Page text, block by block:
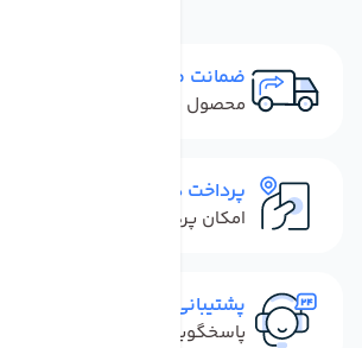
ضمانت مرجوعی
محصول نباید آسیب دیده باشد
پرداخت در محل
امکان پرداخت کل فاکتور در محل
پشتیبانی سریع
پاسخگویی سریع به تماس‌ها و